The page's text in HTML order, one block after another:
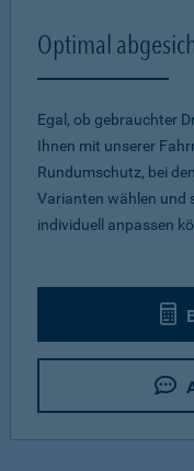
Optimal
Egal, ob gebrauchter
Ihnen mit unserer
Rundumschutz, bei
Varianten wählen und
individuell anpassen